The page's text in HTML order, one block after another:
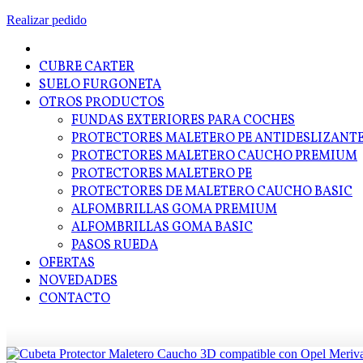
Realizar pedido
CUBRE CARTER
SUELO FURGONETA
OTROS PRODUCTOS
FUNDAS EXTERIORES PARA COCHES
PROTECTORES MALETERO PE
PROTECTORES MALETERO CAUCHO PREMIUM
PROTECTORES MALETERO PE
PROTECTORES DE MALETERO CAUCHO BASIC
ALFOMBRILLAS GOMA PREMIUM
ALFOMBRILLAS GOMA BASIC
PASOS RUEDA
OFERTAS
NOVEDADES
CONTACTO